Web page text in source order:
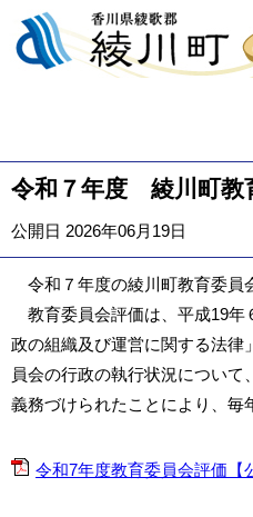
令和７年度 綾川町教
公開日 2026年06月19日
令和７年度の綾川町教育委員
教育委員会評価は、平成19年
政の組織及び運営に関する法律
員会の行政の執行状況につい
義務づけられたことにより、毎
令和7年度教育委員会評価【